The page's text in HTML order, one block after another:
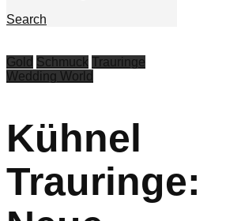
Search
Gold Schmuck Trauringe
Wedding World
Kühnel
Trauringe: